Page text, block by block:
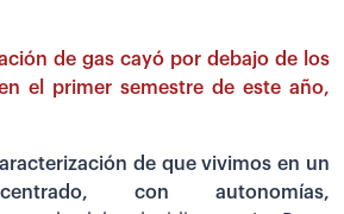
de gas cayó por debajo de los
el primer semestre de este año,
de que vivimos en un
con autonomías,